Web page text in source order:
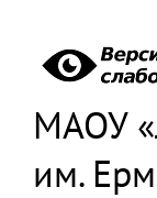
МАОУ
им.